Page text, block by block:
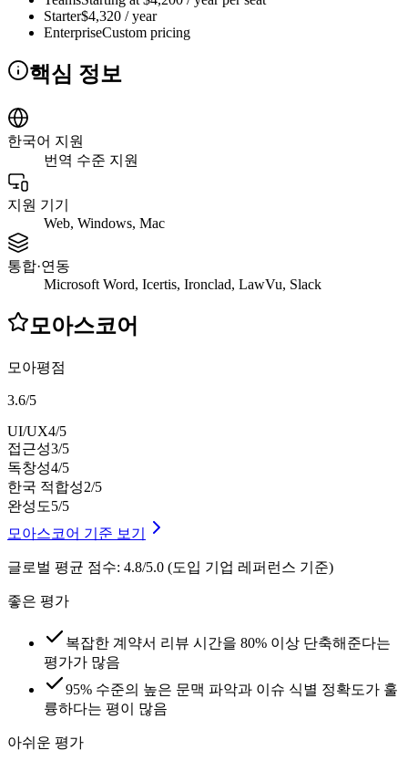
Starter$4,320 / year
EnterpriseCustom pricing
핵심 정보
한국어 지원
번역 수준 지원
지원 기기
Web, Windows, Mac
통합·연동
Microsoft Word, Icertis, Ironclad, LawVu, Slack
모아스코어
모아평점
3.6/5
UI/UX4/5
접근성3/5
독창성4/5
한국 적합성2/5
완성도5/5
모아스코어 기준 보기
글로벌 평균 점수: 4.8/5.0 (도입 기업 레퍼런스 기준)
좋은 평가
복잡한 계약서 리뷰 시간을 80% 이상 단축해준다는
평가가 많음
95% 수준의 높은 문맥 파악과 이슈 식별 정확도가 훌
륭하다는 평이 많음
아쉬운 평가